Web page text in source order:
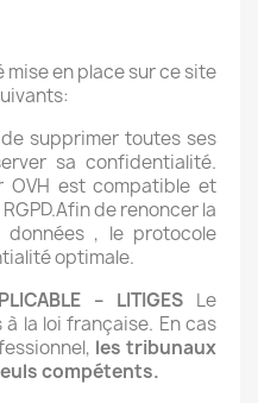
en place sur ce site
supprimer toutes ses
sa confidentialité.
OVH est compatible et
de renoncer la
, le protocole
optimale.
– LITIGES Le
la loi française. En cas
les tribunaux
compétents.